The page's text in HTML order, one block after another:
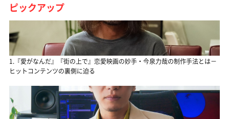
ピックアップ
1.『愛がなんだ』『街の上で』恋愛映画の妙手・今泉力哉の制作手法とは－
ヒットコンテンツの裏側に迫る